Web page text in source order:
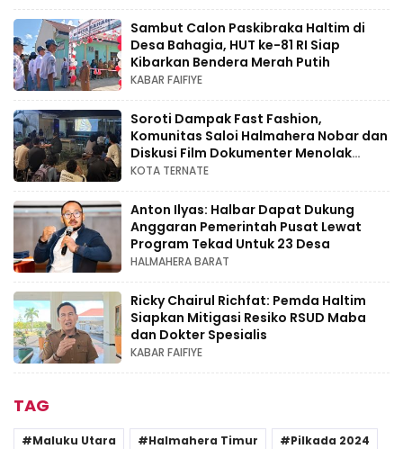
Sambut Calon Paskibraka Haltim di
Desa Bahagia, HUT ke-81 RI Siap
Kibarkan Bendera Merah Putih
KABAR FAIFIYE
Soroti Dampak Fast Fashion,
Komunitas Saloi Halmahera Nobar dan
Diskusi Film Dokumenter Menolak
Punah
KOTA TERNATE
Anton Ilyas: Halbar Dapat Dukung
Anggaran Pemerintah Pusat Lewat
Program Tekad Untuk 23 Desa
HALMAHERA BARAT
Ricky Chairul Richfat: Pemda Haltim
Siapkan Mitigasi Resiko RSUD Maba
dan Dokter Spesialis
KABAR FAIFIYE
TAG
Maluku Utara Halmahera Timur
Pilkada 2024